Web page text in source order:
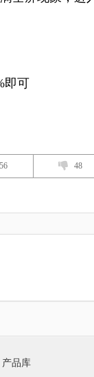
即可
56 48
产品库